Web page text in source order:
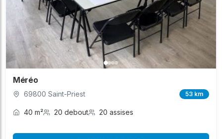
Méréo
69800 Saint-Priest 53 km
40 m² 20 debout 20 assises